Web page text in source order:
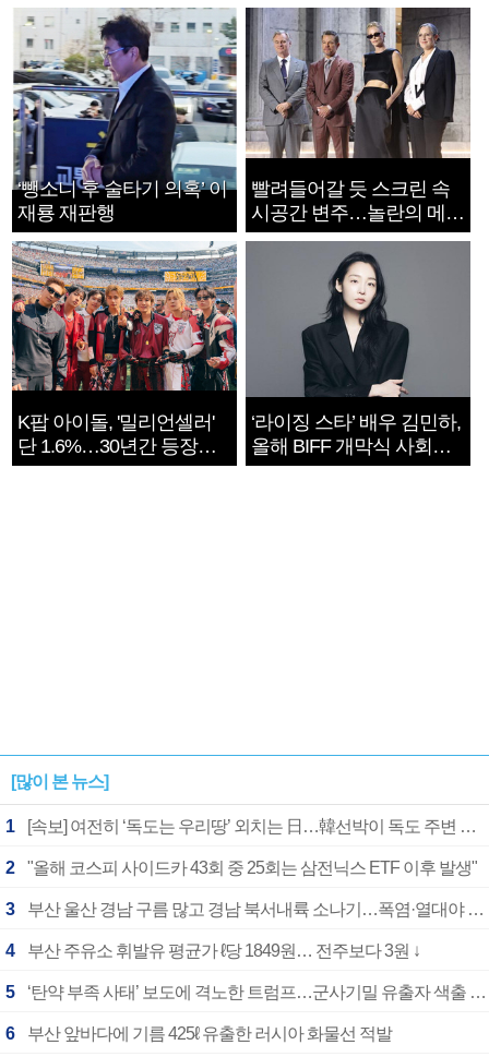
‘뺑소니 후 술타기 의혹’ 이
재룡 재판행
빨려들어갈 듯 스크린 속
시공간 변주…놀란의 메시
지는 ‘전쟁 속죄’
K팝 아이돌, '밀리언셀러'
단 1.6%…30년간 등장
1182개팀 전수조사
‘라이징 스타’ 배우 김민하,
올해 BIFF 개막식 사회자
확정
[많이 본 뉴스]
1 [속보] 여전히 ‘독도는 우리땅’ 외치는 日…韓선박이 독도 주변 해양조사 활동하자 반발
2 "올해 코스피 사이드카 43회 중 25회는 삼전닉스 ETF 이후 발생"
3 부산 울산 경남 구름 많고 경남 북서내륙 소나기…폭염·열대야 계속
4 부산 주유소 휘발유 평균가 ℓ당 1849원… 전주보다 3원 ↓
5 ‘탄약 부족 사태’ 보도에 격노한 트럼프…군사기밀 유출자 색출 지시
6 부산 앞바다에 기름 425ℓ 유출한 러시아 화물선 적발